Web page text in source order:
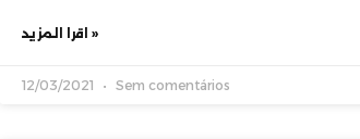
اقرا المزيد »
12/03/2021 Sem comentários